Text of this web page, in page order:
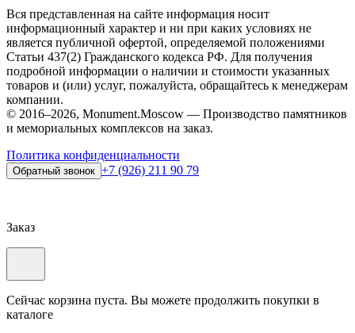
Вся представленная на сайте информация носит
информационный характер и ни при каких условиях не
является публичной офертой, определяемой положениями
Статьи 437(2) Гражданского кодекса РФ. Для получения
подробной информации о наличии и стоимости указанных
товаров и (или) услуг, пожалуйста, обращайтесь к менеджерам
компании.
© 2016–2026, Monument.Moscow — Производство памятников
и мемориальных комплексов на заказ.
Политика конфиденциальности
Обратный звонок +7 (926) 211 90 79
Заказ
Сейчас корзина пуста. Вы можете продолжить покупки в
каталоге